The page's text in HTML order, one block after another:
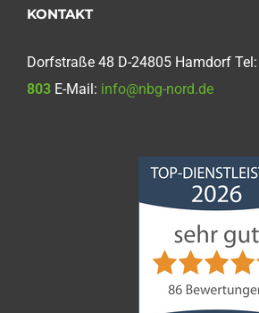
KONTAKT
Dorfstraße 48 D-24805 Hamdorf Tel:
803 E-Mail: info@nbg-nord.de
Norddeutsche
Bauabdichtungsgesellschaft
mbH
von 5
86Bewertungen